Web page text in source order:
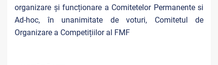
organizare și funcționare a Comitetelor Permanente si
Ad-hoc, în unanimitate de voturi, Comitetul de
Organizare a Competițiilor al FMF